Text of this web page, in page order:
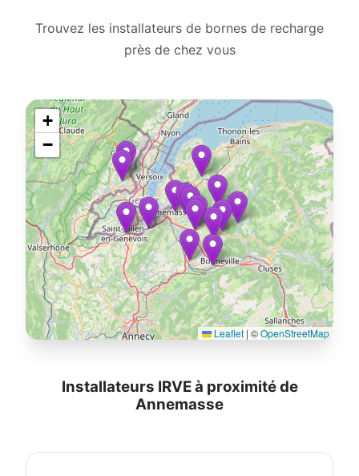
Trouvez les installateurs de bornes de recharge
près de chez vous
+
−
Leaflet | ©OpenStreetMap
Installateurs IRVE à proximité de
Annemasse